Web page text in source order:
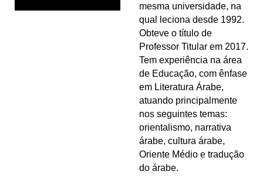
mesma universidade, na
qual leciona desde 1992.
Obteve o título de
Professor Titular em 2017.
Tem experiência na área
de Educação, com ênfase
em Literatura Árabe,
atuando principalmente
nos seguintes temas:
orientalismo, narrativa
árabe, cultura árabe,
Oriente Médio e tradução
do árabe.